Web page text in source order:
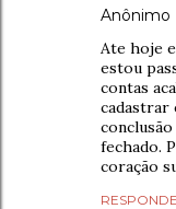
Anônimo
Ate hoje
estou
contas
cadastrar
fechado.
coração